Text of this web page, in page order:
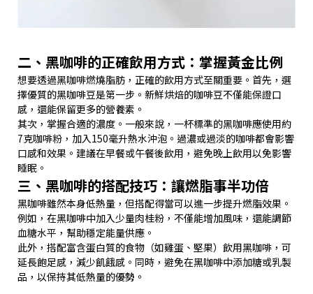
二、黑咖啡的正確飲用方式：掌握黃金比例
想要透過黑咖啡燃燒脂肪，正確的飲用方式至關重要。首先，選
擇優質的黑咖啡豆是第一步。新鮮烘焙的咖啡豆不僅能保證口
感，還能保留更多的營養素。
其次，掌握合適的濃度。一般來說，一杯標準的黑咖啡應使用約
7克咖啡粉，加入150毫升熱水沖泡。過濃或過淡的咖啡都會影響
口感和效果。建議在早餐或午餐後飲用，避免晚上飲用以免影響
睡眠。
三、黑咖啡的搭配技巧：讓燃脂事半功倍
黑咖啡雖然本身低熱量，但搭配得當可以進一步提升燃脂效果。
例如，在黑咖啡中加入少量肉桂粉，不僅能增加風味，還能調節
血糖水平，幫助穩定能量供應。
此外，搭配富含蛋白質的食物（如雞蛋、堅果）飲用黑咖啡，可
延長飽足感，減少飢餓感。同時，避免在黑咖啡中添加糖或乳製
品，以保持其低熱量的優勢。